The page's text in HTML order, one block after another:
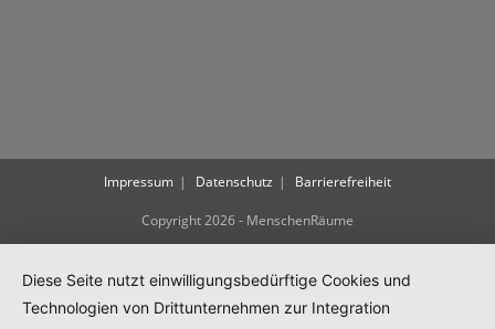
Impressum Datenschutz Barrierefreiheit
Copyright 2026 - MenschenRäume
Diese Seite nutzt einwilligungsbedürftige Cookies und
Technologien von Drittunternehmen zur Integration